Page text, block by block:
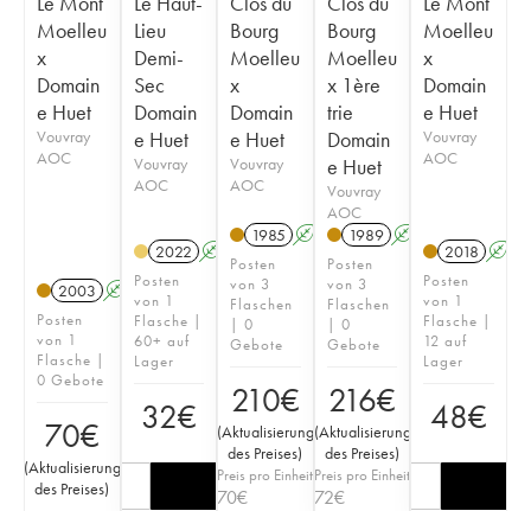
Moelleu
x
Domain
e Huet
Vouvray
AOC
2003 A S
Posten
von 1
Flasche |
0 Gebote
70€
(Aktualisierung
des Preises)
Lieu
Demi-
Sec
Domain
e Huet
Vouvray
AOC
2022 A
Posten
von 1
Flasche |
60+ auf
Lager
32€
Bourg
Moelleu
x
Domain
e Huet
Vouvray
AOC
1985 A S
Posten
von 3
Flaschen
| 0
Gebote
210€
(Aktualisierung
des Preises)
Preis pro Einheit
70€
Bourg
Moelleu
x 1ère
trie
Domain
e Huet
Vouvray
AOC
1989 A
Posten
von 3
Flaschen
| 0
Gebote
216€
(Aktualisierung
des Preises)
Preis pro Einheit
72€
Moelleu
x
Domain
e Huet
Vouvray
AOC
2018 A
Posten
von 1
Flasche |
12 auf
Lager
48€